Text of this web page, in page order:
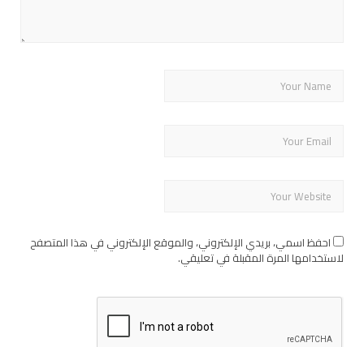
احفظ اسمي، بريدي الإلكتروني، والموقع الإلكتروني في هذا المتصفح
لاستخدامها المرة المقبلة في تعليقي.